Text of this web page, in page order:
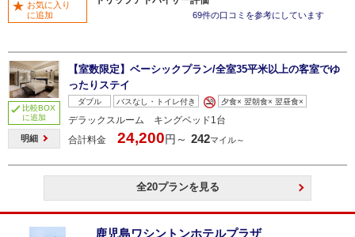
69件の口コミを参考にしています
お気に入り
に追加
比較BOX
に追加
明細
【室数限定】ベーシックプラン/全室35平米以上の客室でゆ
ったりステイ
ダブル バスなし・トイレ付き 夕食× 翌朝食× 翌昼食×
デラックスルーム キングベッド1台
合計料金
24,200円～ 242マイル～
全20プランを見る
鹿児島ワシントンホテルプラザ